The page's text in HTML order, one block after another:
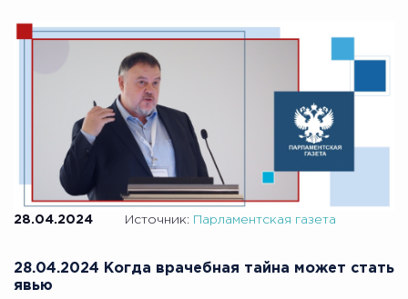
28.04.2024 Источник: Парламентская газета
28.04.2024 Когда врачебная тайна может стать
явью